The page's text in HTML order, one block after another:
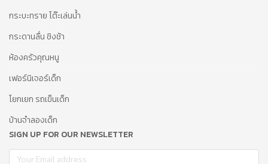
กระบะทราย โต๊ะเล่นน้ำ
กระดานลื่น ชิงช้า
ห้องครัวคุณหนู
เฟอร์นิเจอร์เด็ก
โยกเยก รถเข็นเด็ก
บ้านจำลองเด็ก
SIGN UP FOR OUR NEWSLETTER